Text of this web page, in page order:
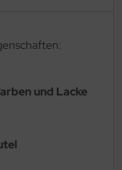
und Lacke